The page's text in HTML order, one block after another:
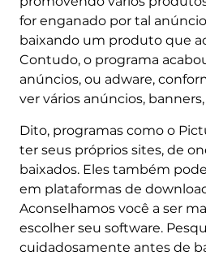
for enganado por tal
baixando um produto que
Contudo, o programa
anúncios, ou adware,
ver vários anúncios,
Dito, programas como o
ter seus próprios sites, de
baixados. Eles também
em plataformas de
Aconselhamos você a ser
escolher seu software.
cuidadosamente antes de